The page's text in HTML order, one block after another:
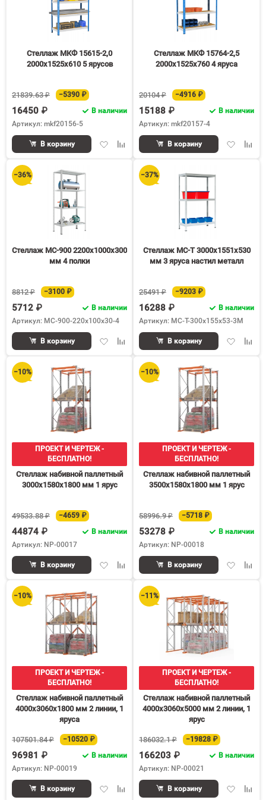
Стеллаж МКФ 15615-2,0
2000х1525х610 5 ярусов
21839.63 ₽ −5390 ₽
16450 ₽
В наличии
Артикул: mkf20156-5
ДобавитьДобавить
сравнению
В корзину
Стеллаж МКФ 15764-2,5
2000х1525х760 4 яруса
20104 ₽ −4916 ₽
15188 ₽
В наличии
Артикул: mkf20157-4
Добавить
В корзину
−36%
Стеллаж МС-900 2200х1000х300
мм 4 полки
8812 ₽ −3100 ₽
5712 ₽
В наличии
Артикул: МС-900-220х100х30-4
ДобавитьДобавить
сравнению
В корзину
−37%
Стеллаж МС-Т 3000х1551х530
мм 3 яруса настил металл
25491 ₽ −9203 ₽
16288 ₽
В наличии
Артикул: MC-T-300x155x53-3M
Добавить
В корзину
−10%
ПРОЕКТ И ЧЕРТЕЖ -
БЕСПЛАТНО!
Стеллаж набивной паллетный
3000х1580х1800 мм 1 ярус
49533.88 ₽ −4659 ₽
44874 ₽
В наличии
Артикул: NP-00017
ДобавитьДобавить
сравнению
В корзину
−10%
ПРОЕКТ И ЧЕРТЕЖ -
БЕСПЛАТНО!
Стеллаж набивной паллетный
3500х1580х1800 мм 1 ярус
58996.9 ₽ −5718 ₽
53278 ₽
В наличии
Артикул: NP-00018
Добавить
В корзину
−10%
ПРОЕКТ И ЧЕРТЕЖ -
БЕСПЛАТНО!
Стеллаж набивной паллетный
4000х3060х1800 мм 2 линии, 1
яруса
107501.84 ₽ −10520 ₽
96981 ₽
В наличии
Артикул: NP-00019
ДобавитьДобавить
В корзину
−11%
ПРОЕКТ И ЧЕРТЕЖ -
БЕСПЛАТНО!
Стеллаж набивной паллетный
4000х3060х5000 мм 2 линии, 1
ярус
186032.1 ₽ −19828 ₽
166203 ₽
В наличии
Артикул: NP-00021
Добавить
В корзину